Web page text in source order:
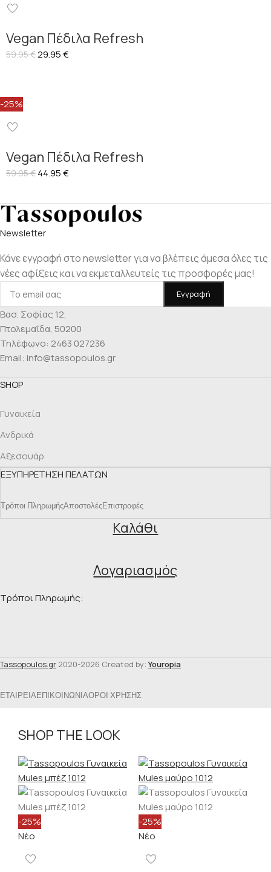
Vegan Πέδιλα Refresh
59.95€29.95€
-25%
Vegan Πέδιλα Refresh
59.95€ 44.95€
Νewsletter
Κάνε εγγραφή στο newsletter για να βλέπεις άμεσα όλες τις
νέες αφίξεις και να εκμεταλλευτείς τις προσφορές μας!
Βασ. Σοφίας 12,
Πτολεμαΐδα, 50200
Τηλέφωνο: 2463 027236
Email: info@tassopoulos.gr
SHOP
Γυναικεία
Ανδρικά
Αξεσουάρ
ΕΞΥΠΗΡΕΤΗΣΗ ΠΕΛΑΤΩΝ
Τρόποι ΠληρωμήςΑποστολέςΕπιστροφές
Καλάθι
Λογαριασμός
Τρόποι Πληρωμής:
Tassopoulos.gr 2020-2026 Created by:Youropia
ΕΤΑΙΡΕΊΑΕΠΙΚΟΙΝΩΝΊΑΌΡΟΙ ΧΡΉΣΗΣ
SHOP THE LOOK
-25%
Νέο
-25%
Νέο